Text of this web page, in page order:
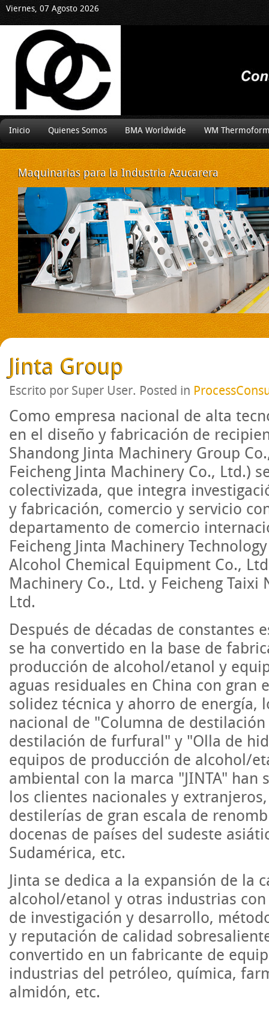
Viernes, 07 Agosto 2026
Inicio Quienes Somos BMA Worldwide WM
Maquinariaspara la Industria Azucarera
Jinta Group
Escrito por Super User. Posted in
Como empresa nacional de alta
en el diseño y fabricación de
Shandong Jinta Machinery Group
Feicheng Jinta Machinery Co., Ltd.)
colectivizada, que integra
y fabricación, comercio y servicio
departamento de comercio
Feicheng Jinta Machinery
Alcohol Chemical Equipment Co.,
Machinery Co., Ltd. y Feicheng
Ltd.
Después de décadas de constantes
se ha convertido en la base de
producción de alcohol/etanol y
aguas residuales en China con gran
solidez técnica y ahorro de energía,
nacional de "Columna de
destilación de furfural" y "Olla de
equipos de producción de alcohol/
ambiental con la marca "JINTA"
los clientes nacionales y
destilerías de gran escala de
docenas de países del sudeste
Sudamérica, etc.
Jinta se dedica a la expansión de la
alcohol/etanol y otras industrias
de investigación y desarrollo,
y reputación de calidad
convertido en un fabricante de
industrias del petróleo, química,
almidón, etc.